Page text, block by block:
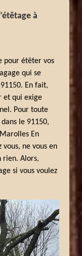
à
pour étêter vos
qui se
En fait,
et qui exige
Pour toute
le 91150,
En
vous, ne vous en
rien. Alors,
si vous voulez